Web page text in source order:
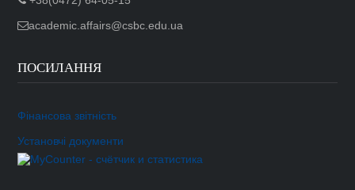
academic.affairs@csbc.edu.ua
ПОСИЛАННЯ
Фінансова звітність
Установчі документи